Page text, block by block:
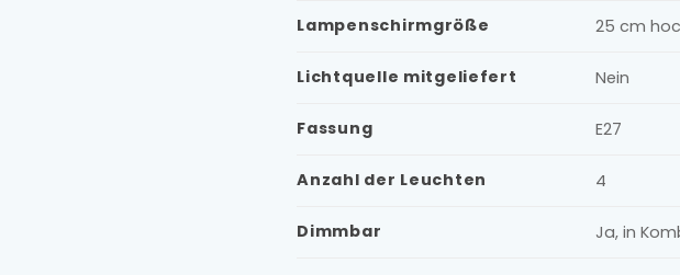
Lampenschirmgröße 25 cm
Lichtquelle mitgeliefert Nein
Fassung E27
Anzahl der Leuchten 4
Dimmbar Ja, in